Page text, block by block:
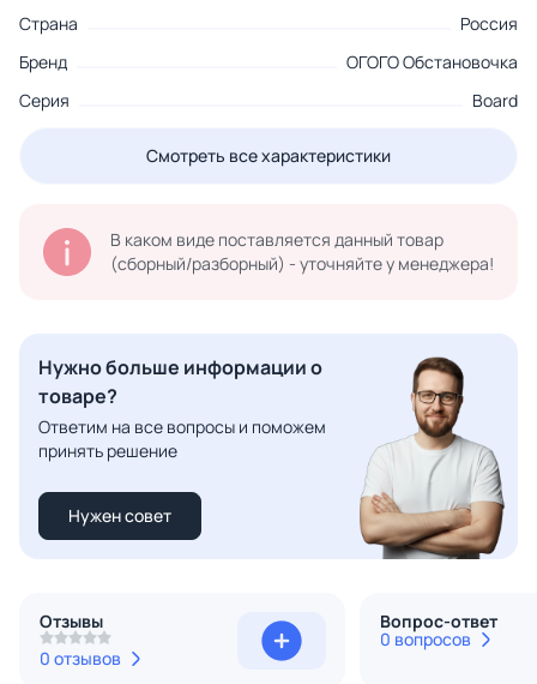
Страна
Россия
Бренд
ОГОГО Обстановочка
Серия
Board
Смотреть все характеристики
В каком виде поставляется данный товар
(сборный/разборный) - уточняйте у менеджера!
Нужно больше информации о
товаре?
Ответим на все вопросы и поможем
принять решение
Нужен совет
Отзывы
0 отзывов
Вопрос-ответ
0 вопросов